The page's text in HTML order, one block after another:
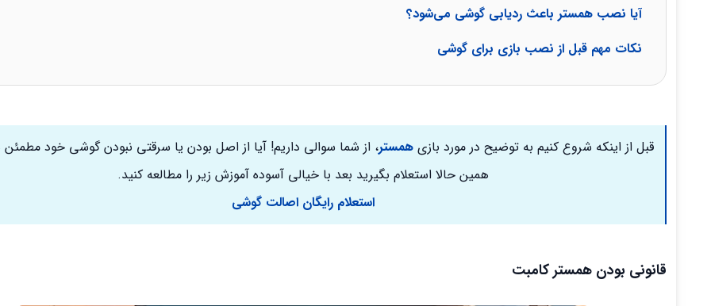
آیا نصب همستر باعث ردیابی گوشی می‌شود؟
نکات مهم قبل از نصب بازی برای گوشی
قبل از اینکه شروع کنیم به توضیح در مورد بازیهمستر، از شما سوالی داریم! آیا از اصل بودن یا سرقتی نبودن گوشی خود
همین حالا استعلام بگیرید بعد با خیالی آسوده آموزش زیر را مطالعه کنید.
استعلام رایگان اصالت گوشی
قانونی بودن همستر کامبت